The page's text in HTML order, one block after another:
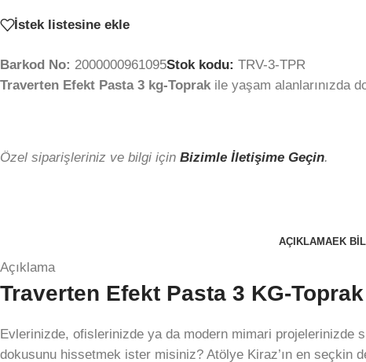
İstek listesine ekle
Barkod No: 2000000961095Stok kodu: TRV-3-TPR
Traverten Efekt Pasta 3 kg-Toprak ile yaşam alanlarınızda
Özel siparişleriniz ve bilgi için Bizimle İletişime Geçin.
AÇIKLAMAEK
Açıklama
Traverten Efekt Pasta 3 KG-
Evlerinizde, ofislerinizde ya da modern mimari projelerinizde
dokusunu hissetmek ister misiniz? Atölye Kiraz’ın en seçkin